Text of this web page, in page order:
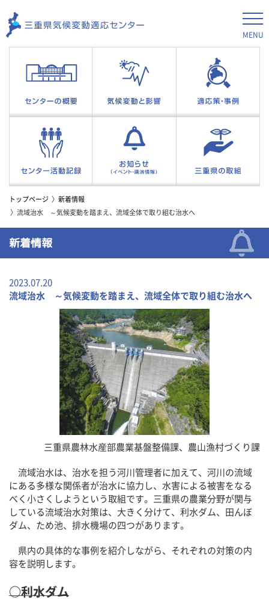
MENU
トップページ
新着情報
流域治水 ～気候変動を踏まえ、流域全体で取り組む治水へ
新着情報
2023.07.20
流域治水 ～気候変動を踏まえ、流域全体で取り組む治水へ
三重県農林水産部農業基盤整備課、農山漁村づくり課
流域治水は、治水を担う河川管理者に加えて、河川の流域
にある多様な関係者が治水に協力し、水害による被害をなる
べく小さくしようという取組です。三重県の農業分野が関与
している流域治水対策は、大きく分けて、利水ダム、田んぼ
ダム、ため池、排水機場の四つがあります。
県内の具体的な事例を紹介しながら、それぞれの対策の内
容を説明します。
○利水ダム